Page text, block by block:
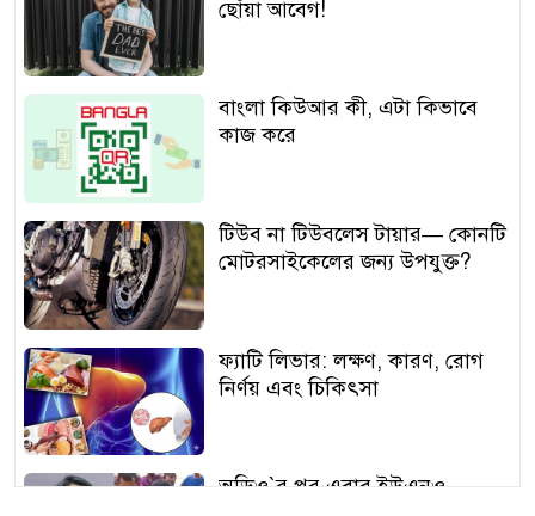
ছোঁয়া আবেগ!
বাংলা কিউআর কী, এটা কিভাবে
কাজ করে
টিউব না টিউবলেস টায়ার— কোনটি
মোটরসাইকেলের জন্য উপযুক্ত?
ফ্যাটি লিভার: লক্ষণ, কারণ, রোগ
নির্ণয় এবং চিকিৎসা
অডিও‍‍`র পর এবার ইউএনও